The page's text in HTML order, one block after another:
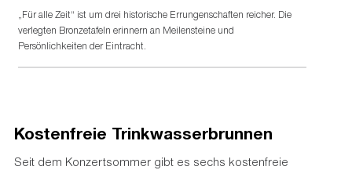
„Für alle Zeit“ ist um drei historische Errungenschaften reicher. Die
verlegten Bronzetafeln erinnern an Meilensteine und
Persönlichkeiten der Eintracht.
Kostenfreie Trinkwasserbrunnen
Seit dem Konzertsommer gibt es sechs kostenfreie